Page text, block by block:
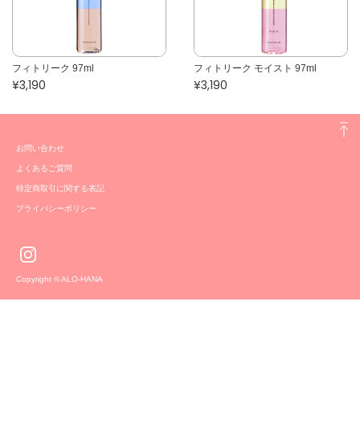
フィトリーク 97ml
¥3,190
フィトリーク モイスト 97ml
¥3,190
お問い合わせ
よくあるご質問
特定商取引に関する表記
プライバシーポリシー
Copyright © ALO-HANA